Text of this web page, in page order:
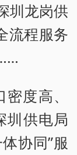
圳龙岗供
流程服务
度高、
圳供电局
协同”服